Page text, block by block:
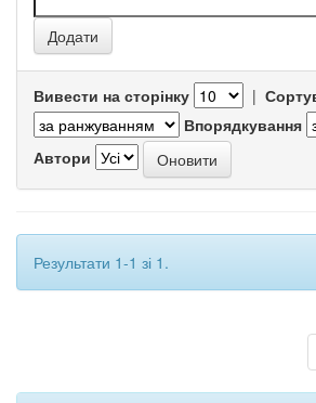
Вивести на сторінку |
Впорядкування
Автори
Результати 1-1 зі 1.